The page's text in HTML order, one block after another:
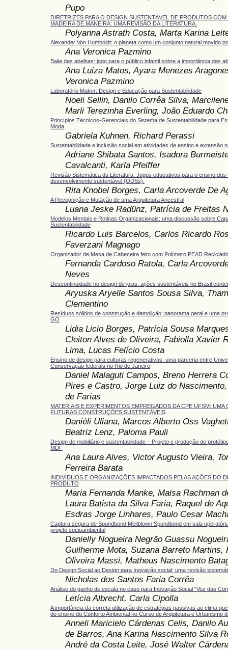
Pupo
DIRETRIZES PARA O DESIGN SUSTENTÁVEL DE PRODUTOS
MADEIRA DE MANEIRA: UMA REVISÃO DA LITERATURA.
Polyanna Astrath Costa, Marta Karina
Alexander Von Humboldt: o planeta como um conjunto natural movido
Ana Veronica Pazmino
Baile das abelhas: jogo para o público infantil sobre a importância das
Ana Luiza Matos, Ayara Menezes
Veronica Pazmino
Laboratório Maker: Design e Educação para Sustentabilidade
Noeli Sellin, Danilo Corrêa Silva,
Marli Terezinha Everling, João Eduardo
Princípios Técnicos-Gerenciais do Sistema de Sustentabilidade para
Moda
Gabriela Kuhnen, Richard Perassi
Sustentabilidade e inclusão social em atividades de ensino e extensão
Adriane Shibata Santos, Isadora
Cavalcanti, Karla Pfeiffer
Revisão Sistemática da Literatura: Jogos educativos para o ensino dos
desenvolvimento sustentável (ODSs).
Rita Knobel Borges, Carla Arcoverde De
A Recognição e Mutação de uma Arquitetura Ancestral
Luana Jeske Radünz, Patrícia de Freitas
Modelos Mentais e Rotinas Organizacionais: uma discussão sobre
Sustentabilidade
Ricardo Luis Barcelos, Carlos Ricardo
Faverzani Magnago
Organizador de Mesa de Cabeceira feito com Polímero PEAD Reciclado
Fernanda Cardoso Ratola, Carla
Neves
Descontinuidade no design de joias: ações sustentáveis no Brasil
Aryuska Aryelle Santos Sousa Silva,
Clementino
Resíduos sólidos de construção e demolição: panorama geral e uma
GO
Lidia Licio Borges, Patrícia Sousa
Cleiton Alves de Oliveira, Fabiolla Xavier
Lima, Lucas Felício Costa
Ensino de design para culturas regenerativas: uma parceria entre
Conservação federais no Rio de Janeiro
Daniel Malaguti Campos, Breno Herrera
Pires e Castro, Jorge Luiz do
de Farias
MATERIAIS E EXPERIMENTOS EMPREGADOS DA CPE UFSM: UMA
FUTURAS CONSTRUÇÕES SUSTENTÁVEIS
Daniéli Uliana, Marcos Alberto Oss
Beatriz Lenz, Paloma Pauli
Design de mobiliário e sustentabilidade – Projeto e produção do
MDF
Ana Laura Alves, Victor Augusto Vieira,
Ferreira Barata
INDIVÍDUOS E ORGANIZAÇÕES IMPACTADOS PELAS AÇÕES DO
PRODUTO
Maria Fernanda Manke, Maisa Rachman
Laura Batista da Silva Faria, Raquel de
Esdras Jorge Linhares, Paulo Cesar
Captura segura de Spundbond Meltblown Spundbond em sala
projeto socioambiental
Danielly Nogueira Negrão Guassu
Guilherme Mota, Suzana Barreto Martins,
Oliveira Massi, Matheus Nascimento
Do Design Social ao Design para Inovação social: uma revisão
Nicholas dos Santos Faria Corrêa
Análise do ganho de escala no caso para Inovação Social “Voz das
Letícia Albrecht, Carla Cipolla
A importância da correta utilização de estratégias passivas ao clima
do ensino do Conforto Ambiental no Curso de Arquitetura e Urbanismo
Anneli Maricielo Cárdenas Celis, Danilo
de Barros, Ana Karina Nascimento Silva
André da Costa Leite, José Walter